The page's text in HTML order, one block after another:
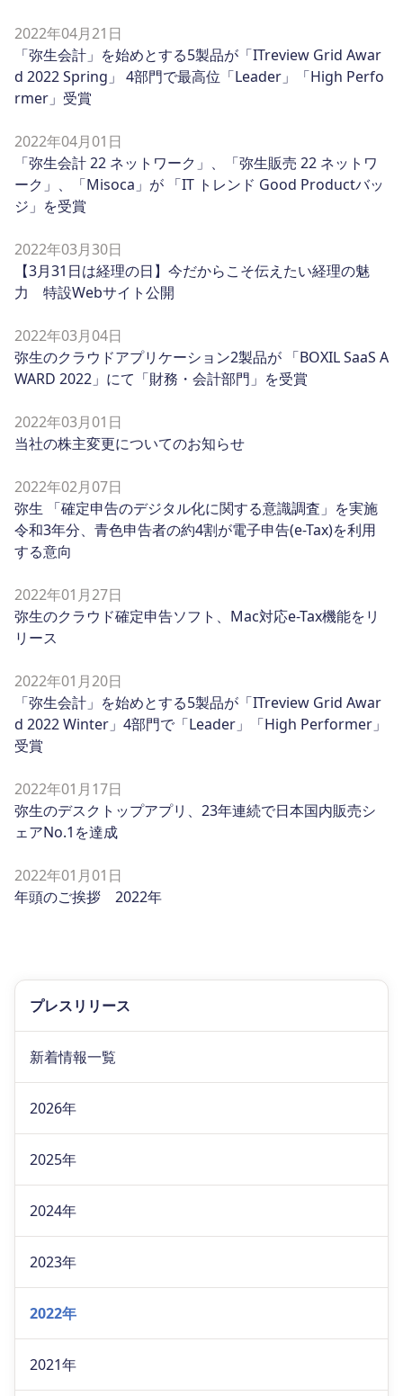
2022年04月21日
「弥生会計」を始めとする5製品が「ITreview Grid Awar
d 2022 Spring」 4部門で最高位「Leader」「High Perfo
rmer」受賞
2022年04月01日
「弥生会計 22 ネットワーク」、「弥生販売 22 ネットワ
ーク」、「Misoca」が 「IT トレンド Good Productバッ
ジ」を受賞
2022年03月30日
【3月31日は経理の日】今だからこそ伝えたい経理の魅
力 特設Webサイト公開
2022年03月04日
弥生のクラウドアプリケーション2製品が 「BOXIL SaaS A
WARD 2022」にて「財務・会計部門」を受賞
2022年03月01日
当社の株主変更についてのお知らせ
2022年02月07日
弥生 「確定申告のデジタル化に関する意識調査」を実施
令和3年分、青色申告者の約4割が電子申告(e-Tax)を利用
する意向
2022年01月27日
弥生のクラウド確定申告ソフト、Mac対応e-Tax機能をリ
リース
2022年01月20日
「弥生会計」を始めとする5製品が「ITreview Grid Awar
d 2022 Winter」4部門で「Leader」「High Performer」
受賞
2022年01月17日
弥生のデスクトップアプリ、23年連続で日本国内販売シ
ェアNo.1を達成
2022年01月01日
年頭のご挨拶 2022年
プレスリリース
新着情報一覧
2026年
2025年
2024年
2023年
2022年
2021年